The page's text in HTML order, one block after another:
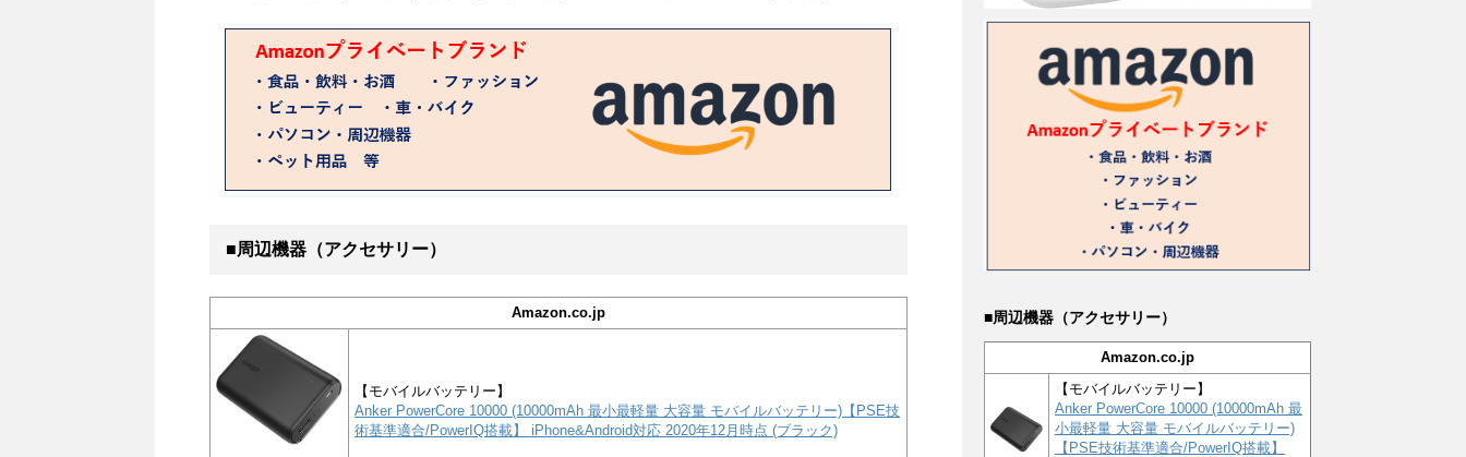
■周辺機器（アクセサリー）
Amazon.co.jp
【モバイルバッテリー】
Anker PowerCore 10000 (10000mAh 最小最軽量 大容量 モバイルバッテリー)【PSE技
術基準適合/PowerIQ搭載】 iPhone&Android対応 2020年12月時点 (ブラック)
■周辺機器（アクセサリー）
Amazon.co.jp
【モバイルバッテリー】
Anker PowerCore 10000 (10000mAh 最
小最軽量 大容量 モバイルバッテリー)
【PSE技術基準適合/PowerIQ搭載】